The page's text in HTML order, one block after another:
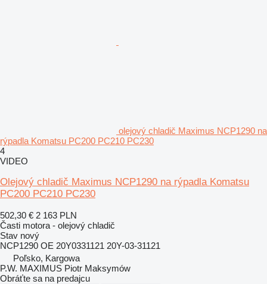
olejový chladič Maximus NCP1290 na
rýpadla Komatsu PC200 PC210 PC230
4
VIDEO
Olejový chladič Maximus NCP1290 na rýpadla Komatsu
PC200 PC210 PC230
502,30 € 2 163 PLN
Časti motora - olejový chladič
Stav nový
NCP1290 OE 20Y0331121 20Y-03-31121
Poľsko, Kargowa
P.W. MAXIMUS Piotr Maksymów
Obráťte sa na predajcu